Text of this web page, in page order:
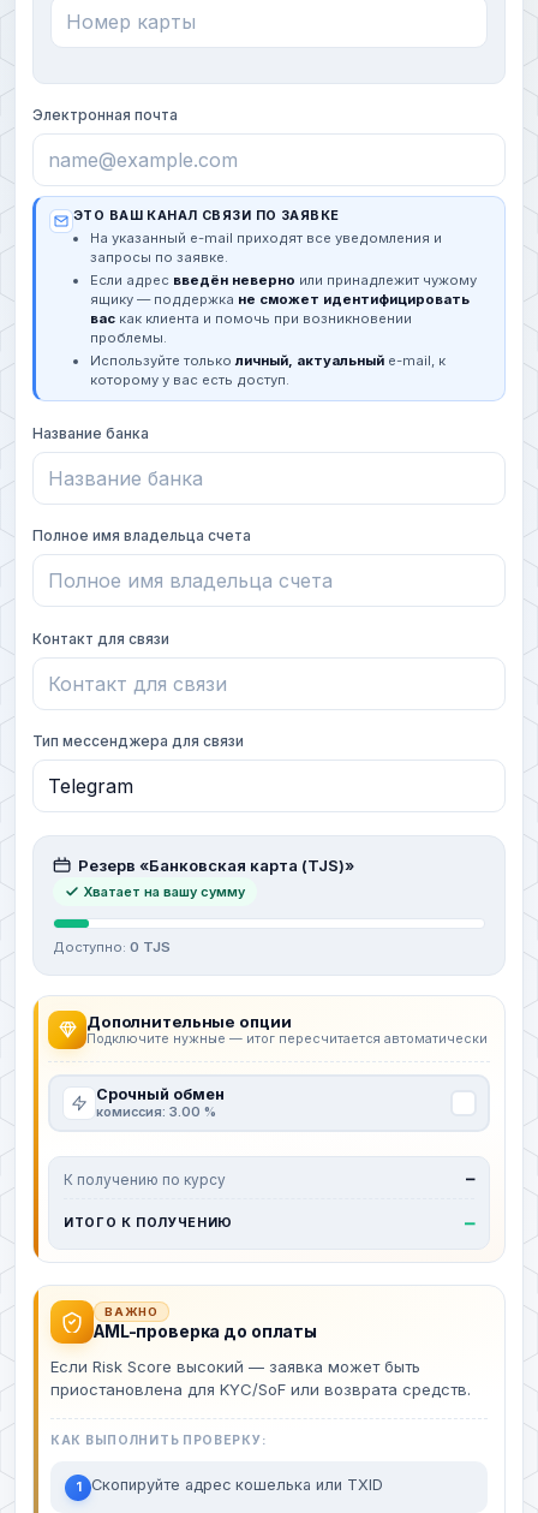
Электронная почта
ЭТО ВАШ КАНАЛ СВЯЗИ ПО ЗАЯВКЕ
На указанный e-mail приходят все уведомления и
запросы по заявке.
Если адрес введён неверно или принадлежит чужому
ящику — поддержка не сможет идентифицировать
вас как клиента и помочь при возникновении
проблемы.
Используйте тольколичный, актуальный e-mail, к
которому у вас есть доступ.
Название банка
Полное имя владельца счета
Контакт для связи
Тип мессенджера для связи
Резерв «Банковская карта (TJS)»
Хватает на вашу сумму
Доступно: 0 TJS
Дополнительные опции
Подключите нужные — итог пересчитается автоматически
Срочный обмен
комиссия: 3.00 %
К получению по курсу —
ИТОГО К ПОЛУЧЕНИЮ —
ВАЖНО
AML-проверка до оплаты
Если Risk Score высокий — заявка может быть
приостановлена для KYC/SoF или возврата средств.
КАК ВЫПОЛНИТЬ ПРОВЕРКУ:
1 Скопируйте адрес кошелька или TXID